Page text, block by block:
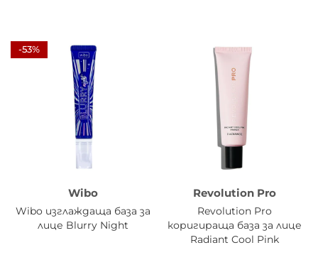
-53%
Wibo
Wibo изглаждаща база за
лице Blurry Night
Revolution Pro
Revolution Pro
коригираща база за лице
Radiant Cool Pink